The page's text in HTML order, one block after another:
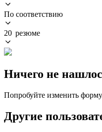
По соответствию
20 резюме
Ничего не
Попробуйте изменить
Другие